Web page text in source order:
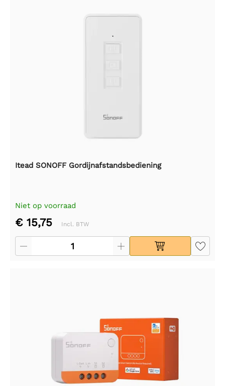
Itead SONOFF Gordijnafstandsbediening
Niet op voorraad
€ 15,75 Incl. BTW